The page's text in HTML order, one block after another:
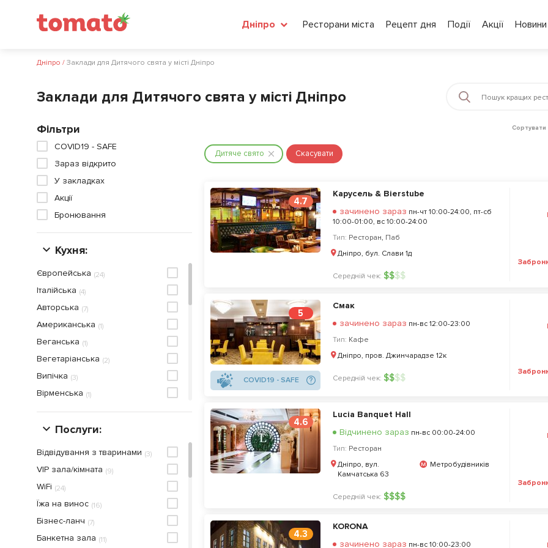
Дніпро Ресторани міста Рецепт дня Події Акції Новини
Дніпро / Заклади для Дитячого свята у місті Дніпро
Заклади для Дитячого свята у місті Дніпро
Фільтри
COVID19 - SAFE
Зараз відкрито
У закладках
Акції
Бронювання
Кухня:
(24)
Європейська
(4)
Італійська
(7)
Авторська
(1)
Американська
(1)
Веганська
(2)
Вегетаріанська
(3)
Випічка
(1)
Вірменська
(3)
Грузинська
(1)
Кавказька
Послуги:
(3)
Відвідування з тваринами
(9)
VIP зала/кімната
(24)
WiFi
(16)
Їжа на винос
(7)
Бiзнес-ланч
(11)
Банкетна зала
Сортувати
Дитяче свято Скасувати
4.7
Карусель & Bierstube
зачинено зараз пн-чт 10:00-24:00, пт-сб
10:00-01:00, вс 10:00-24:00
Тип: Ресторан, Паб
Дніпро, бул. Слави 1д
Середній чек: $$$$
5
COVID19 - SAFE
Смак
зачинено зараз пн-вс 12:00-23:00
Тип: Кафе
Дніпро, пров. Джинчарадзе 12к
Середній чек: $$$$
4.6
Lucia Banquet Hall
Відчинено зараз пн-вс 00:00-24:00
Тип: Ресторан
Дніпро, вул.
Камчатська 63
Метробудівників
Середній чек: $$$$
4.3
KORONA
зачинено зараз пн-вс 10:00-23:00